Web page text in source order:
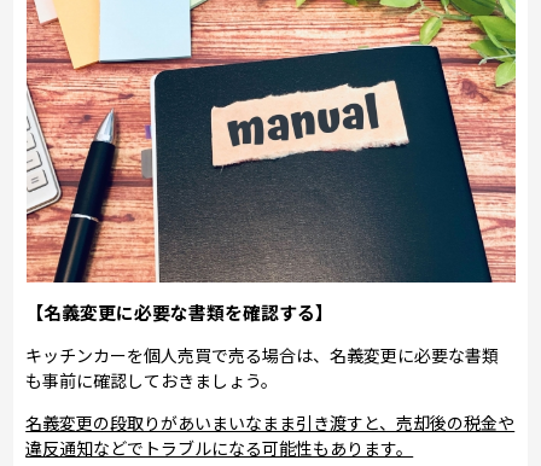
【名義変更に必要な書類を確認する】
キッチンカーを個人売買で売る場合は、名義変更に必要な書類
も事前に確認しておきましょう。
名義変更の段取りがあいまいなまま引き渡すと、売却後の税金や
違反通知などでトラブルになる可能性もあります。